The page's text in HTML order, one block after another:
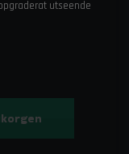
utseende